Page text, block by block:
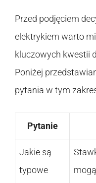
Przed podjęciem
elektrykiem warto
kluczowych kwestii
Poniżej
pytania w tym
Pytanie
Jakie są
typowe